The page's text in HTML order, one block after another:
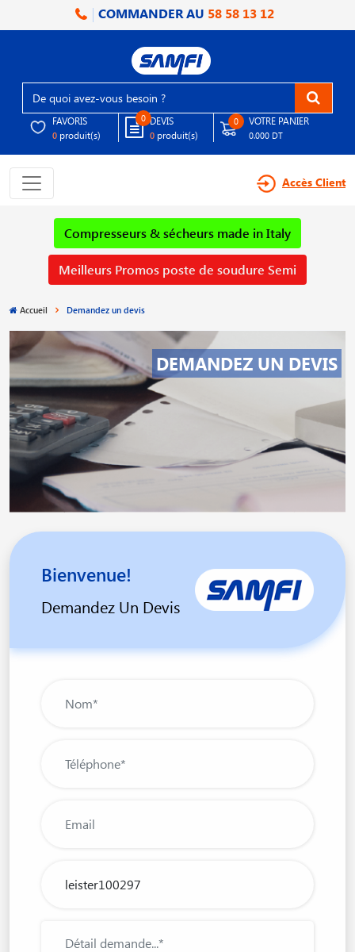
COMMANDER AU 58 58 13 12
FAVORIS
0 produit(s)
0 DEVIS
0 produit(s)
0 VOTRE PANIER
0.000 DT
Accès Client
Compresseurs & sécheurs made in Italy
Meilleurs Promos poste de soudure Semi
Accueil Demandez un devis
DEMANDEZ UN DEVIS
Bienvenue!
Demandez Un Devis